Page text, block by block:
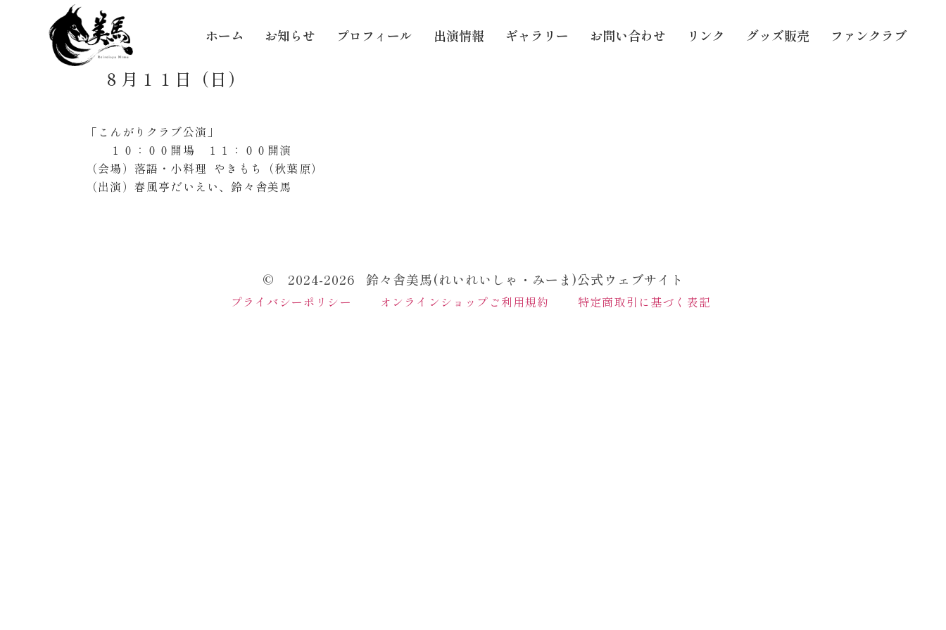
ホーム お知らせ プロフィール 出演情報 ギャラリー お問い合わせ リンク グッズ販売 ファンクラブ
８月１１日（日）
「こんがりクラブ公演」
１０：００開場 １１：００開演
（会場）落語・小料理 やきもち（秋葉原）
（出演）春風亭だいえい、鈴々舎美馬
© 2024-2026 鈴々舎美馬(れいれいしゃ・みーま)公式ウェブサイト
プライバシーポリシー オンラインショップご利用規約 特定商取引に基づく表記